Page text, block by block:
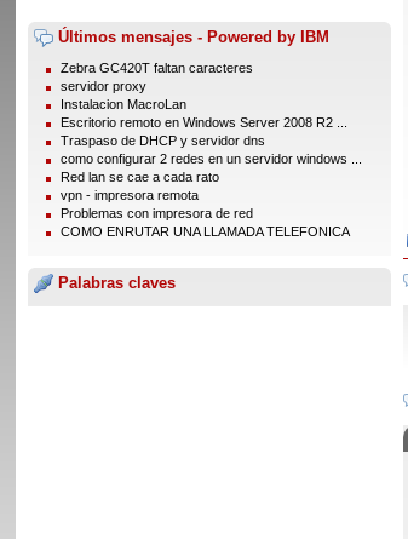
Últimos mensajes - Powered by IBM
Zebra GC420T faltan caracteres
servidor proxy
Instalacion MacroLan
Escritorio remoto en Windows Server 2008 R2 ...
Traspaso de DHCP y servidor dns
como configurar 2 redes en un servidor windows ...
Red lan se cae a cada rato
vpn - impresora remota
Problemas con impresora de red
COMO ENRUTAR UNA LLAMADA TELEFONICA
Palabras claves